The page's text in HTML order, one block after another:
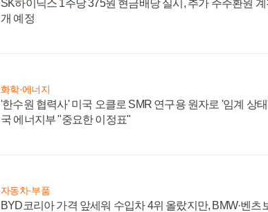
SK하이닉스 1주당 375원 현금배당 실시, 추가 주주환원
개 예정
화학·에너지
'한수원 협력사' 미국 오클로 SMR 연구용 원자로 '임계 상태'
국 에너지부 "중요한 이정표"
자동차·부품
BYD코리아 가격 앞세워 수입차 4위 올랐지만, BMW·벤츠